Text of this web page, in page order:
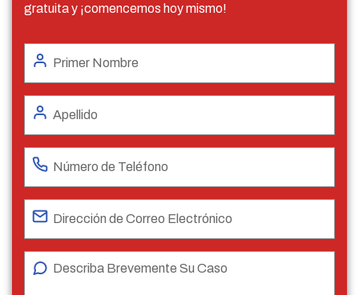
gratuita y ¡comencemos hoy mismo!